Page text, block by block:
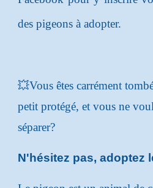
des pigeons à adopter.
💥Vous êtes carrément
petit protégé, et vous ne
séparer?
N'hésitez pas, adoptez